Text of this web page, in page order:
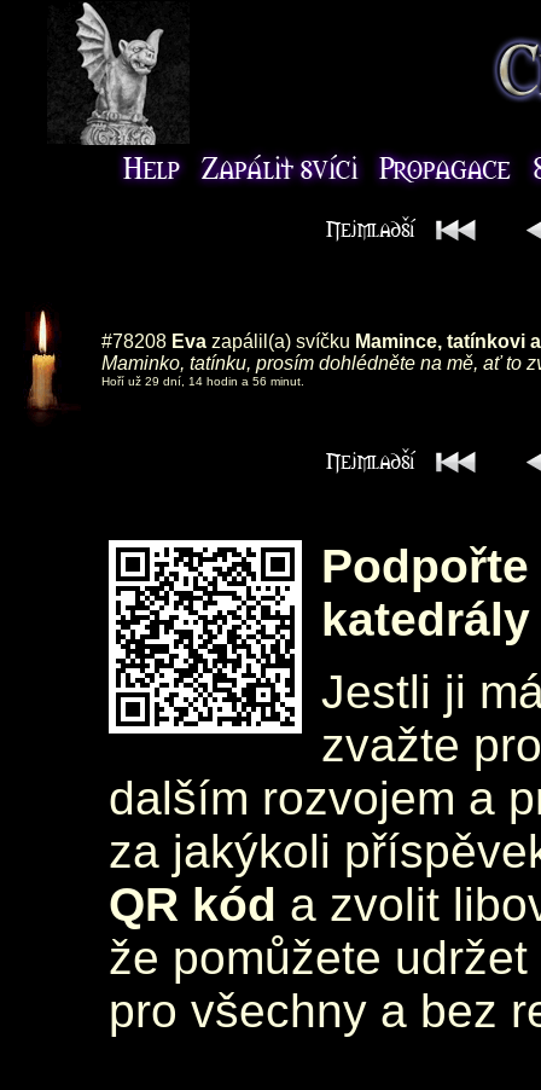
#78208 Eva zapálil(a) svíčku Mamince, tatínkovi
Maminko, tatínku, prosím dohlédněte na mě, ať to
Hoří už 29 dní, 14 hodin a 56 minut.
katedrály
Jestli ji
zvažte
dalším rozvojem a
za jakýkoli
QR kód a zvolit
že pomůžete
pro všechny a bez